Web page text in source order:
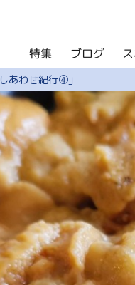
こ
あわせ紀行④」
特集 ブログ